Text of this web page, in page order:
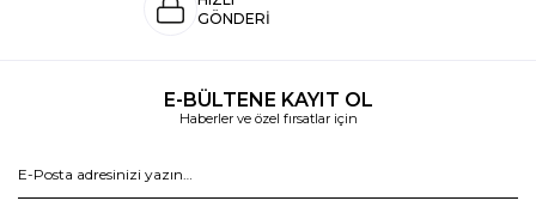
GÖNDERİ
E-BÜLTENE KAYIT OL
Haberler ve özel fırsatlar için